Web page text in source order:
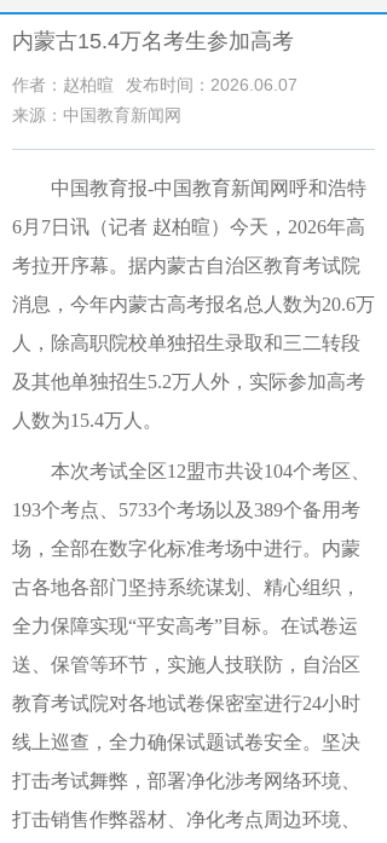
内蒙古15.4万名考生参加高考
作者：赵柏暄
发布时间：2026.06.07
来源：中国教育新闻网
中国教育报-中国教育新闻网呼和浩特
6月7日讯（记者 赵柏暄）今天，2026年高
考拉开序幕。据内蒙古自治区教育考试院
消息，今年内蒙古高考报名总人数为20.6万
人，除高职院校单独招生录取和三二转段
及其他单独招生5.2万人外，实际参加高考
人数为15.4万人。
本次考试全区12盟市共设104个考区、
193个考点、5733个考场以及389个备用考
场，全部在数字化标准考场中进行。内蒙
古各地各部门坚持系统谋划、精心组织，
全力保障实现“平安高考”目标。在试卷运
送、保管等环节，实施人技联防，自治区
教育考试院对各地试卷保密室进行24小时
线上巡查，全力确保试题试卷安全。坚决
打击考试舞弊，部署净化涉考网络环境、
打击销售作弊器材、净化考点周边环境、